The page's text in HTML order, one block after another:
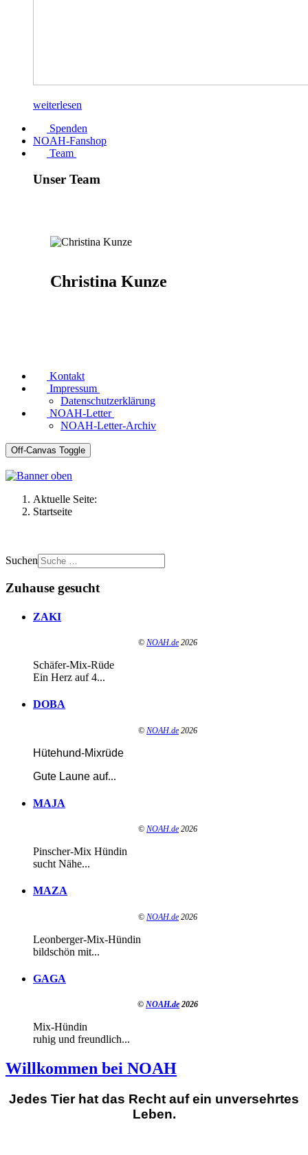
weiterlesen
Spenden
NOAH-Fanshop
Team
Unser Team
Christina Kunze
Kontakt
Impressum
Datenschutzerklärung
NOAH-Letter
NOAH-Letter-Archiv
Off-Canvas Toggle
Aktuelle Seite:
Startseite
Suchen
Zuhause gesucht
ZAKI
© NOAH.de 2026
Schäfer-Mix-Rüde
Ein Herz auf 4...
DOBA
© NOAH.de 2026
Hütehund-Mixrüde
Gute Laune auf...
MAJA
© NOAH.de 2026
Pinscher-Mix Hündin
sucht Nähe...
MAZA
© NOAH.de 2026
Leonberger-Mix-Hündin
bildschön mit...
GAGA
© NOAH.de 2026
Mix-Hündin
ruhig und freundlich...
Willkommen bei NOAH
Jedes Tier hat das Recht auf ein unversehrtes
Leben.